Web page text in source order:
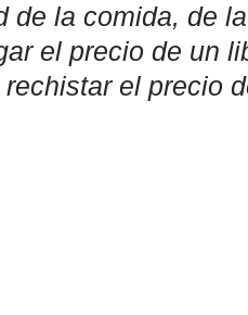
de la comida, de
el precio de un
el precio